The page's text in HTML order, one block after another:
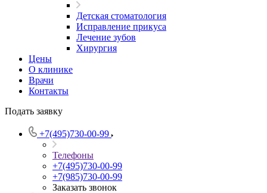
Детская стоматология
Исправление прикуса
Лечение зубов
Хирургия
Цены
О клинике
Врачи
Контакты
Подать заявку
+7(495)730-00-99
Телефоны
+7(495)730-00-99
+7(985)730-00-99
Заказать звонок